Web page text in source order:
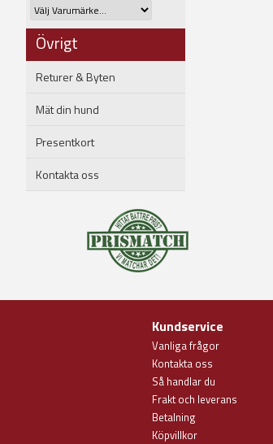
Övrigt
Returer & Byten
Mät din hund
Presentkort
Kontakta oss
Kundservice
Vanliga frågor
Kontakta oss
Så handlar du
Frakt och leverans
Betalning
Köpvillkor